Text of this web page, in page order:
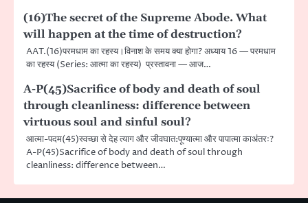
(16)The secret of the Supreme Abode. What
will happen at the time of destruction?
AAT.(16)परमधाम का रहस्य।विनाश के समय क्या होगा? अध्याय 16 — परमधाम
का रहस्य (Series: आत्मा का रहस्य) प्रस्तावना — आज…
A-P(45)Sacrifice of body and death of soul
through cleanliness: difference between
virtuous soul and sinful soul?
आत्मा-पदम(45)स्वच्छा से देह त्याग और जीवघात:पूण्यात्मा और पापात्मा काअंतरः?
A-P(45)Sacrifice of body and death of soul through
cleanliness: difference between…